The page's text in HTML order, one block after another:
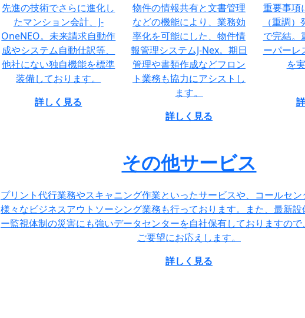
先進の技術でさらに進化し
たマンション会計、J-
OneNEO。未来請求自動作
成やシステム自動仕訳等、
他社にない独自機能を標準
装備しております。
詳しく見る
物件の情報共有と文書管理
などの機能により、業務効
率化を可能にした、物件情
報管理システムJ-Nex。期日
管理や書類作成などフロン
ト業務も協力にアシストし
ます。
詳しく見る
重要事項
（重調
で完結。
ーパーレ
を
その他サービス
プリント代行業務やスキャニング作業といったサービスや、コールセ
様々なビジネスアウトソーシング業務も行っております。また、最新設
ー監視体制の災害にも強いデータセンターを自社保有しておりますの
ご要望にお応えします。
詳しく見る